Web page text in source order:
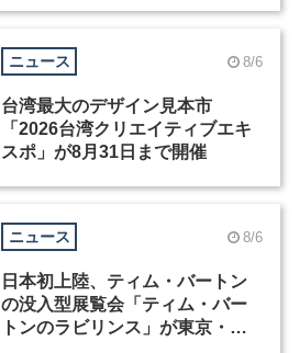
ニュース 8/6
台湾最大のデザイン見本市
「2026台湾クリエイティブエキ
スポ」が8月31日まで開催
ニュース 8/6
日本初上陸、ティム・バートン
の没入型展覧会「ティム・バー
トンのラビリンス」が東京・豊